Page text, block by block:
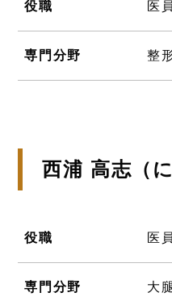
役職 医員
専門分野 整
西浦 高志（
役職 医
専門分野
大